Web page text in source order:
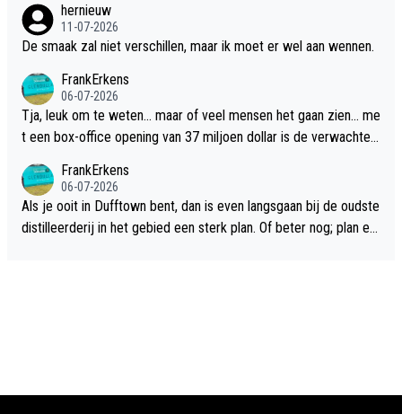
hernieuw
11-07-2026
De smaak zal niet verschillen, maar ik moet er wel aan wennen.
FrankErkens
06-07-2026
Tja, leuk om te weten... maar of veel mensen het gaan zien... me
t een box-office opening van 37 miljoen dollar is de verwachte
FrankErkens
06-07-2026
Als je ooit in Dufftown bent, dan is even langsgaan bij de oudste
distilleerderij in het gebied een sterk plan. Of beter nog; plan ee